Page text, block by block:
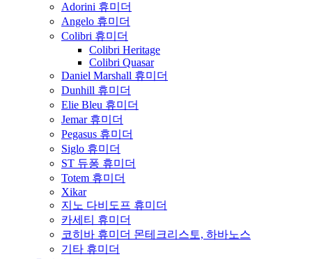
Adorini 휴미더
Angelo 휴미더
Colibri 휴미더
Colibri Heritage
Colibri Quasar
Daniel Marshall 휴미더
Dunhill 휴미더
Elie Bleu 휴미더
Jemar 휴미더
Pegasus 휴미더
Siglo 휴미더
ST 듀퐁 휴미더
Totem 휴미더
Xikar
지노 다비도프 휴미더
카세티 휴미더
코히바 휴미더 몬테크리스토, 하바노스
기타 휴미더